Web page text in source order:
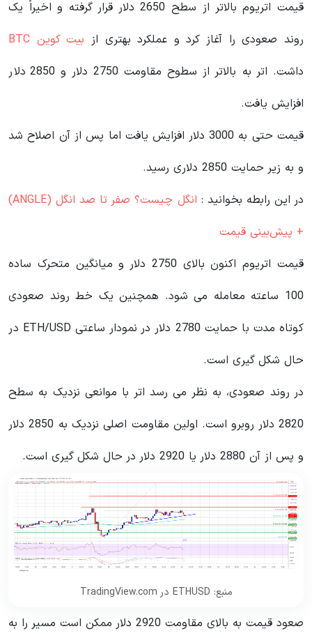
قیمت اتریوم بالاتر از سطح 2650 دلار قرار گرفته و اخیراً یک
روند صعودی را آغاز کرد و عملکرد بهتری از بیت کوین BTC
داشت. اتر به بالاتر از سطوح مقاومت 2750 دلار و 2850 دلار
افزایش یافت.
قیمت حتی به 3000 دلار افزایش یافت اما پس از آن اصلاح شد
و به زیر حمایت 2850 دلاری رسید.
در این رابطه بخوانید‌ :
انگل چیست؟ صفر تا صد انگل (ANGLE)
+ پیش‌بینی قیمت
قیمت اتریوم اکنون بالای 2750 دلار و میانگین متحرک ساده
100 ساعته معامله می شود. همچنین یک خط روند صعودی
کوتاه مدت با حمایت 2780 دلار در نمودار ساعتی ETH/USD در
حال شکل گیری است.
در روند صعودی، به نظر می رسد اتر با موانعی نزدیک به سطح
2820 دلار روبرو است. اولین مقاومت اصلی نزدیک به 2850 دلار
و پس از آن 2880 دلار یا 2920 دلار در حال شکل گیری است.
منبع: ETHUSD در TradingView.com
صعود قیمت به بالای مقاومت 2920 دلار ممکن است مسیر را به